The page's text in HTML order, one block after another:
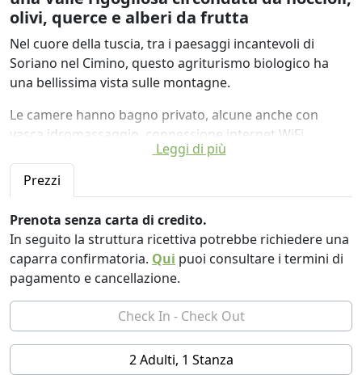
olivi, querce e alberi da frutta
Nel cuore della tuscia, tra i paesaggi incantevoli di
Soriano nel Cimino, questo agriturismo biologico ha
una bellissima vista sulle montagne.
Le camere hanno bagno privato, alcune anche con
vasca idromassaggio, connessione internet WiFi
gratuita e TV satellitare a schermo piatto.
A disposizione degli ospiti una cucina completamente
attrezzata con frigorifero, piano cottura, una macchina
da caffè e un bollitore.
Ogni mattina potrete gustare la buonissima colazione a
base di prodotti biologici o locali del territorio.
Leggi di più
Prezzi
Prenota senza carta di credito.
In seguito la struttura ricettiva potrebbe richiedere una
caparra confirmatoria. Qui puoi consultare i termini di
pagamento e cancellazione.
2 Adulti, 1 Stanza